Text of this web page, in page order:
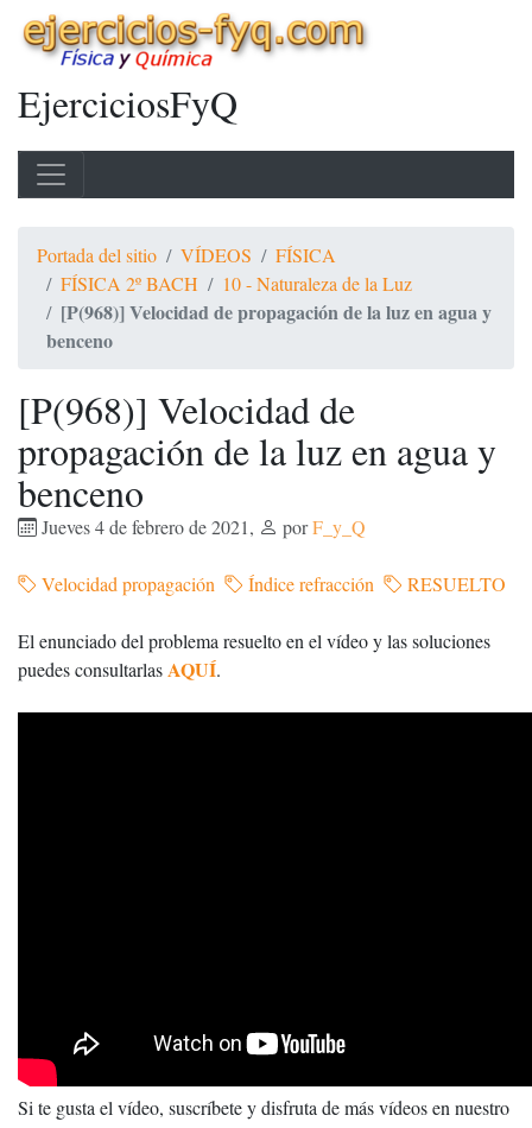
EjerciciosFyQ
Portada del sitio VÍDEOS
FÍSICA
FÍSICA 2º BACH
10 - Naturaleza de la Luz
[P(968)] Velocidad de propagación de la luz en agua y
benceno
[P(968)] Velocidad de
propagación de la luz en agua y
benceno
Jueves 4 de febrero de 2021, porF_y_Q
Velocidad propagación Índice refracción RESUELTO
El enunciado del problema resuelto en el vídeo y las soluciones
puedes consultarlasAQUÍ.
Si te gusta el vídeo, suscríbete y disfruta de más vídeos en nuestro